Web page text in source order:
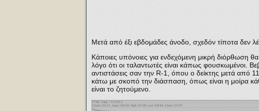
Μετά από έξι εβδομάδες άνοδο, σχεδόν τίποτα δεν
Κάποιες υπόνοιες για ενδεχόμενη μικρή διόρθωση
λόγο ότι οι ταλαντωτές είναι κάπως φουσκωμένοι.
αντιστάσεις σαν την R-1, όπου ο δείκτης μετά από
κάτω με σκοπό την διάσπαση, όπως είναι η μοίρα
είναι το ζητούμενο.